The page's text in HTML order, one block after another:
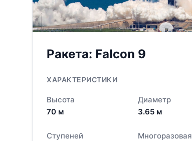
Ракета: Falcon 9
ХАРАКТЕРИСТИКИ
Высота
70 м
Диаметр
3.65 м
Ступеней
Многоразовая